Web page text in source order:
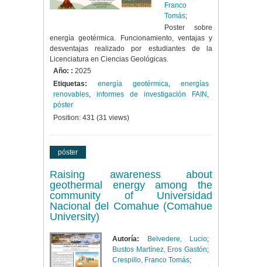
Franco
Tomás;
Poster sobre
energía geotérmica. Funcionamiento, ventajas y
desventajas realizado por estudiantes de la
Licenciatura en Ciencias Geológicas.
Año: : 2025
Etiquetas:
energía geotérmica, energías
renovables, informes de investigación FAIN ,
póster
Position: 431 (31 views)
póster
Raising awareness about
geothermal energy among the
community of Universidad
Nacional del Comahue (Comahue
University)
Autoría: Belvedere, Lucio;
Bustos Martínez, Eros Gastón;
Crespillo, Franco Tomás;